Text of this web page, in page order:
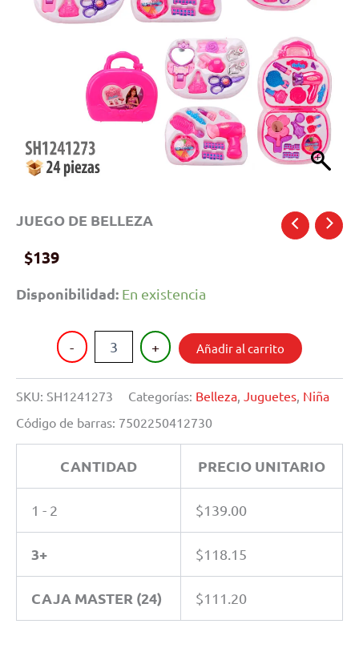
JUEGO DE BELLEZA
$139
Disponibilidad: En existencia
-
JUEGO
DE
+ Añadir al carrito
SKU: SH1241273 Categorías: Belleza Juguetes Niña
Código de barras: 7502250412730
CANTIDAD PRECIO UNITARIO
1 - 2 $139.00
3+ $118.15
CAJA MASTER (24) $111.20